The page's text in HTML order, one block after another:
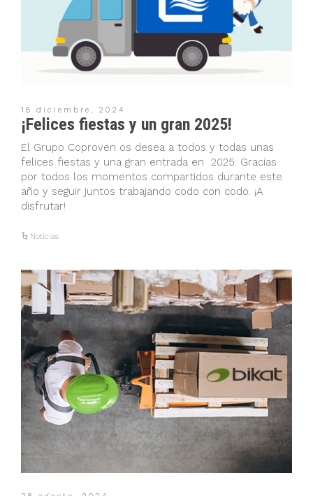
18 diciembre, 2024
¡Felices fiestas y un gran 2025!
El Grupo Coproven os desea a todos y todas unas
felices fiestas y una gran entrada en 2025. Gracias
por todos los momentos compartidos durante este
año y seguir juntos trabajando codo con codo. ¡A
disfrutar!
Noticias